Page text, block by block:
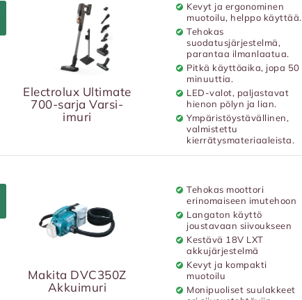
Electrolux Ultimate
700-sarja Varsi-
imuri
Kevyt ja ergonominen
muotoilu, helppo käyttää.
Tehokas
suodatusjärjestelmä,
parantaa ilmanlaatua.
Pitkä käyttöaika, jopa 50
minuuttia.
LED-valot, paljastavat
hienon pölyn ja lian.
Ympäristöystävällinen,
valmistettu
kierrätysmateriaaleista.
Makita DVC350Z
Akkuimuri
Tehokas moottori
erinomaiseen imutehoon
Langaton käyttö
joustavaan siivoukseen
Kestävä 18V LXT
akkujärjestelmä
Kevyt ja kompakti
muotoilu
Monipuoliset suulakkeet